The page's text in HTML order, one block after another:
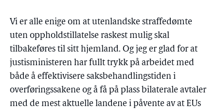
Vi er alle enige om at utenlandske straffedømte
uten oppholdstillatelse raskest mulig skal
tilbakeføres til sitt hjemland. Og jeg er glad for at
justisministeren har fullt trykk på arbeidet med
både å effektivisere saksbehandlingstiden i
overføringssakene og å få på plass bilaterale avtaler
med de mest aktuelle landene i påvente av at EUs